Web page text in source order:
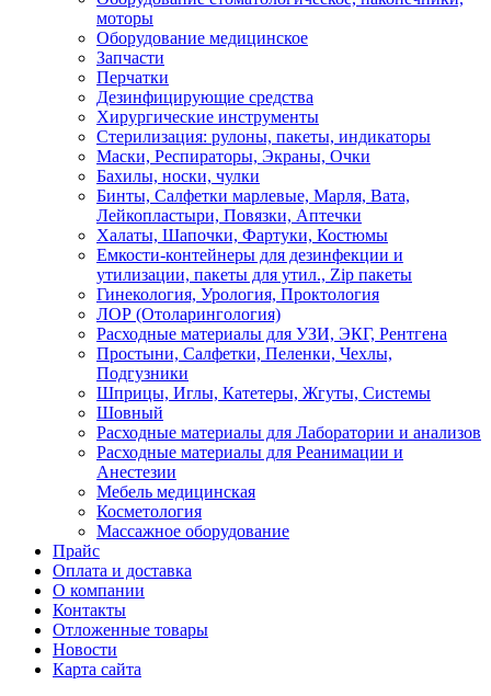
моторы
Оборудование медицинское
Запчасти
Перчатки
Дезинфицирующие средства
Хирургические инструменты
Стерилизация: рулоны, пакеты, индикаторы
Маски, Респираторы, Экраны, Очки
Бахилы, носки, чулки
Бинты, Салфетки марлевые, Марля, Вата,
Лейкопластыри, Повязки, Аптечки
Халаты, Шапочки, Фартуки, Костюмы
Емкости-контейнеры для дезинфекции и
утилизации, пакеты для утил., Zip пакеты
Гинекология, Урология, Проктология
ЛОР (Отоларингология)
Расходные материалы для УЗИ, ЭКГ, Рентгена
Простыни, Салфетки, Пеленки, Чехлы,
Подгузники
Шприцы, Иглы, Катетеры, Жгуты, Системы
Шовный
Расходные материалы для Лаборатории и анализов
Расходные материалы для Реанимации и
Анестезии
Мебель медицинская
Косметология
Массажное оборудование
Прайс
Оплата и доставка
О компании
Контакты
Отложенные товары
Новости
Карта сайта